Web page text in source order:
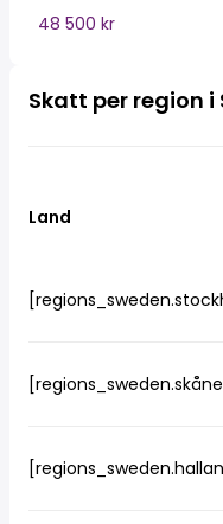
48 500 kr
Skatt per region i
Land